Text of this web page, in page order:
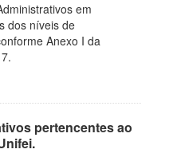
em
dos níveis de
Anexo I da
pertencentes ao